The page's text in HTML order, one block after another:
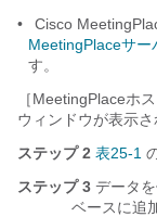
•
Cisco
MeetingPlaceサー
す。
［MeetingPlaceホ
ウィンドウが表示さ
ステップ 2 表25-1
ステップ 3 データ
ベースに追